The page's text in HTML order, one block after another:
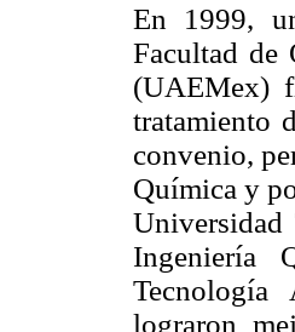
En 1999,
Facultad de
(UAEMex)
tratamiento
convenio,
Química y
Ingeniería
Tecnología
lograron